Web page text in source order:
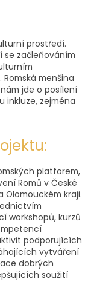
prostředí.
se začleňováním
menšina
jde o posílení
inkluze, zejména
platforem,
Romů v České
Olomouckém kraji.
workshopů, kurzů
podporujících
vytváření
dobrých
soužití